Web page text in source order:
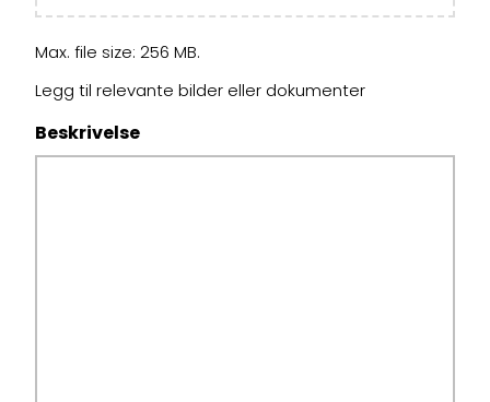
Max. file size: 256 MB.
Legg til relevante bilder eller dokumenter
Beskrivelse